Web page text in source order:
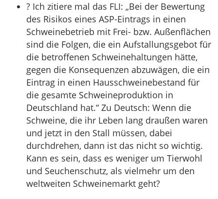
? Ich zitiere mal das FLI: „Bei der Bewertung
des Risikos eines ASP-Eintrags in einen
Schweinebetrieb mit Frei- bzw. Außenflächen
sind die Folgen, die ein Aufstallungsgebot für
die betroffenen Schweinehaltungen hätte,
gegen die Konsequenzen abzuwägen, die ein
Eintrag in einen Hausschweinebestand für
die gesamte Schweineproduktion in
Deutschland hat.“ Zu Deutsch: Wenn die
Schweine, die ihr Leben lang draußen waren
und jetzt in den Stall müssen, dabei
durchdrehen, dann ist das nicht so wichtig.
Kann es sein, dass es weniger um Tierwohl
und Seuchenschutz, als vielmehr um den
weltweiten Schweinemarkt geht?